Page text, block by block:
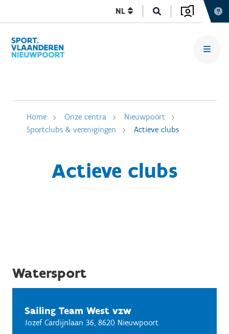
NL
Home Onze centra
Nieuwpoort
Sportclubs & verenigingen
Actieve clubs
Actieve clubs
Watersport
Sailing Team West vzw
Jozef Cardijnlaan 36, 8620 Nieuwpoort